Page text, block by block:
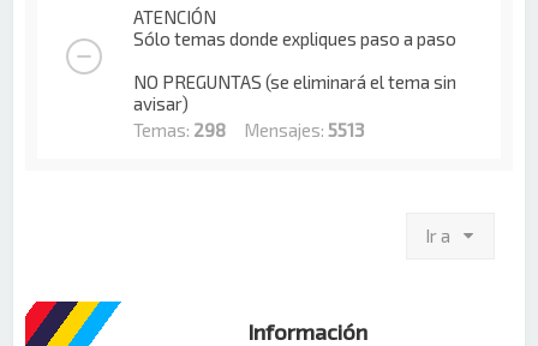
ATENCIÓN
Sólo temas donde expliques paso a paso
NO PREGUNTAS (se eliminará el tema sin
avisar)
Temas: 298 Mensajes: 5513
Ir a
Información